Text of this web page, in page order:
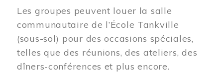
Les groupes peuvent louer la salle
communautaire de l’École Tankville
(sous-sol) pour des occasions spéciales,
telles que des réunions, des ateliers, des
dîners-conférences et plus encore.